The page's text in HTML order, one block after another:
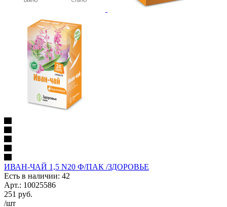
ИВАН-ЧАЙ 1,5 N20 Ф/ПАК /ЗДОРОВЬЕ
Есть в наличии: 42
Арт.: 10025586
251 руб.
/шт